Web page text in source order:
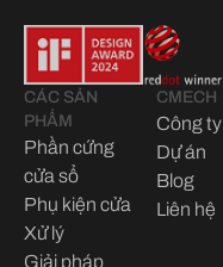
CÁC SẢN
PHẨM
Phần cứng
cửa sổ
Phụ kiện cửa
Xử lý
Giải pháp
CMECH
Công ty
Dự án
Blog
Liên hệ